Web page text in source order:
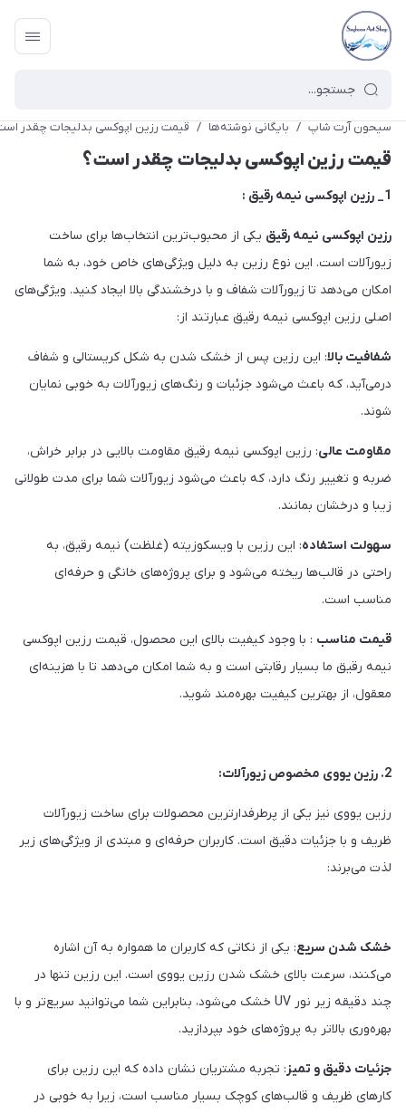
سیحون آرت شاپ / بایگانی نوشته‌ها / قیمت رزین اپوکسی بدلیجات چقدر
قیمت رزین اپوکسی بدلیجات چقدر است؟
1_ رزین اپوکسی نیمه رقیق :
رزین اپوکسی نیمه رقیق یکی از محبوب‌ترین انتخاب‌ها برای ساخت
زیورآلات است. این نوع رزین به دلیل ویژگی‌های خاص خود، به شما
امکان می‌دهد تا زیورآلات شفاف و با درخشندگی بالا ایجاد کنید. ویژگی‌های
اصلی رزین اپوکسی نیمه رقیق عبارتند از:
شفافیت بالا: این رزین پس از خشک شدن به شکل کریستالی و شفاف
درمی‌آید، که باعث می‌شود جزئیات و رنگ‌های زیورآلات به خوبی نمایان
شوند.
مقاومت عالی: رزین اپوکسی نیمه رقیق مقاومت بالایی در برابر خراش،
ضربه و تغییر رنگ دارد، که باعث می‌شود زیورآلات شما برای مدت طولانی
زیبا و درخشان بمانند.
سهولت استفاده: این رزین با ویسکوزیته (غلظت) نیمه رقیق، به
راحتی در قالب‌ها ریخته می‌شود و برای پروژه‌های خانگی و حرفه‌ای
مناسب است.
قیمت مناسب : با وجود کیفیت بالای این محصول، قیمت رزین اپوکسی
نیمه رقیق ما بسیار رقابتی است و به شما امکان می‌دهد تا با هزینه‌ای
معقول، از بهترین کیفیت بهره‌مند شوید.
2. رزین یووی مخصوص زیورآلات:
رزین یووی نیز یکی از پرطرفدارترین محصولات برای ساخت زیورآلات
ظریف و با جزئیات دقیق است. کاربران حرفه‌ای و مبتدی از ویژگی‌های زیر
لذت می‌برند:
خشک شدن سریع: یکی از نکاتی که کاربران ما همواره به آن اشاره
می‌کنند، سرعت بالای خشک شدن رزین یووی است. این رزین تنها در
چند دقیقه زیر نور UV خشک می‌شود، بنابراین شما می‌توانید سریع‌تر و با
بهره‌وری بالاتر به پروژه‌های خود بپردازید.
جزئیات دقیق و تمیز: تجربه مشتریان نشان داده که این رزین برای
کارهای ظریف و قالب‌های کوچک بسیار مناسب است، زیرا به خوبی در